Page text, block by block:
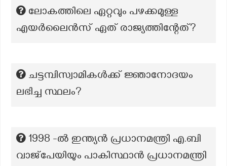
ലോകത്തിലെ ഏറ്റവും പഴക്കമുള്ള
എയർലൈൻസ് ഏത് രാജ്യത്തിന്റേത്?
ചട്ടമ്പിസ്വാമികൾക്ക് ജ്ഞാനോദയം
ലഭിച്ച സ്ഥലം?
1998 -ൽ ഇന്ത്യൻ പ്രധാനമന്ത്രി എ.ബി
വാജ്‌പേയിയും പാകിസ്ഥാൻ പ്രധാനമന്ത്രി